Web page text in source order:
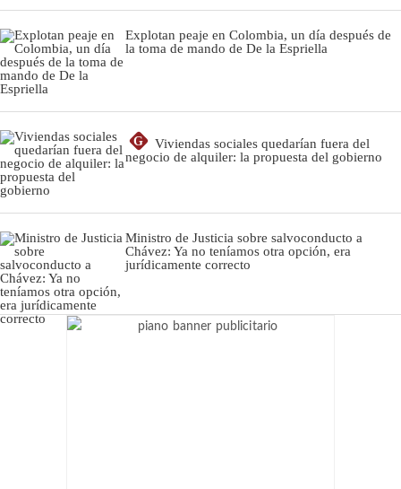
Explotan peaje en Colombia, un día después de
la toma de mando de De la Espriella
G
Viviendas sociales quedarían fuera del
negocio de alquiler: la propuesta del gobierno
Ministro de Justicia sobre salvoconducto a
Chávez: Ya no teníamos otra opción, era
jurídicamente correcto